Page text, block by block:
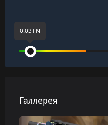
0.03 FN
Галлерея